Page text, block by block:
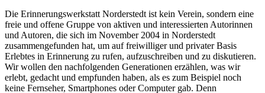
Die Erinnerungswerkstatt Norderstedt ist kein Verein, sondern eine
freie und offene Gruppe von aktiven und interessierten Autorinnen
und Autoren, die sich im November 2004 in Norderstedt
zusammengefunden hat, um auf freiwilliger und privater Basis
Erlebtes in Erinnerung zu rufen, aufzuschreiben und zu diskutieren.
Wir wollen den nachfolgenden Generationen erzählen, was wir
erlebt, gedacht und empfunden haben, als es zum Beispiel noch
keine Fernseher, Smartphones oder Computer gab. Denn